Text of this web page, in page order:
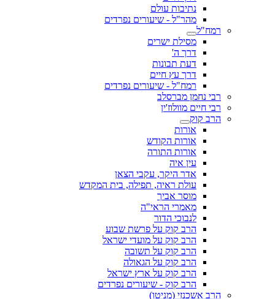
נתיבות עולם
מהר"ל - שיעורים נפרדים
רמח"ל
מסילת ישרים
דרך ה'
דעת תבונות
דרך עץ חיים
רמח"ל - שיעורים נפרדים
רבי נחמן מברסלב
רבי חיים מוולוז'ין
הרב קוק
אורות
אורות הקודש
אורות התורה
עין איה
אדר היקר, עקבי הצאן
עולת ראיה, תפילה, בית המקדש
מוסר אביך
מאמרי הראי"ה
לנבוכי הדור
הרב קוק על פרשת שבוע
הרב קוק על מועדי ישראל
הרב קוק על תשובה
הרב קוק על הגאולה
הרב קוק על ארץ ישראל
הרב קוק - שיעורים נפרדים
הרב אשכנזי (מניטו)